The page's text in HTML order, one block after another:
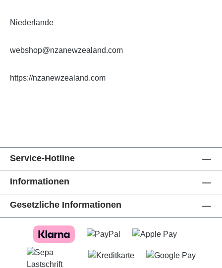
Niederlande
webshop@nzanewzealand.com
https://nzanewzealand.com
Service-Hotline
Informationen
Gesetzliche Informationen